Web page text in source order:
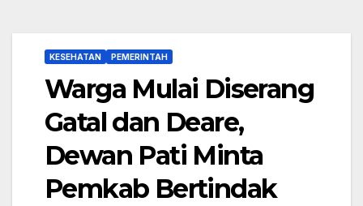
KESEHATAN PEMERINTAH
Warga Mulai Diserang
Gatal dan Deare,
Dewan Pati Minta
Pemkab Bertindak